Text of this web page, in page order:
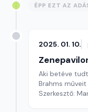
ÉPP EZT AZ
2025. 01. 10.
Aki betéve
Brahms
Szerkesztő: